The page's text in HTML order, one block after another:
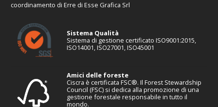
coordinamento di Erre di Esse Grafica Srl
Sistema Qualità
Sistema di gestione certificato ISO9001:2015,
ISO14001, ISO27001, ISO45001
Amici delle foreste
Ciscra è certificata FSC®. Il Forest Stewardship
Council (FSC) si dedica alla promozione di una
gestione forestale responsabile in tutto il
mondo.